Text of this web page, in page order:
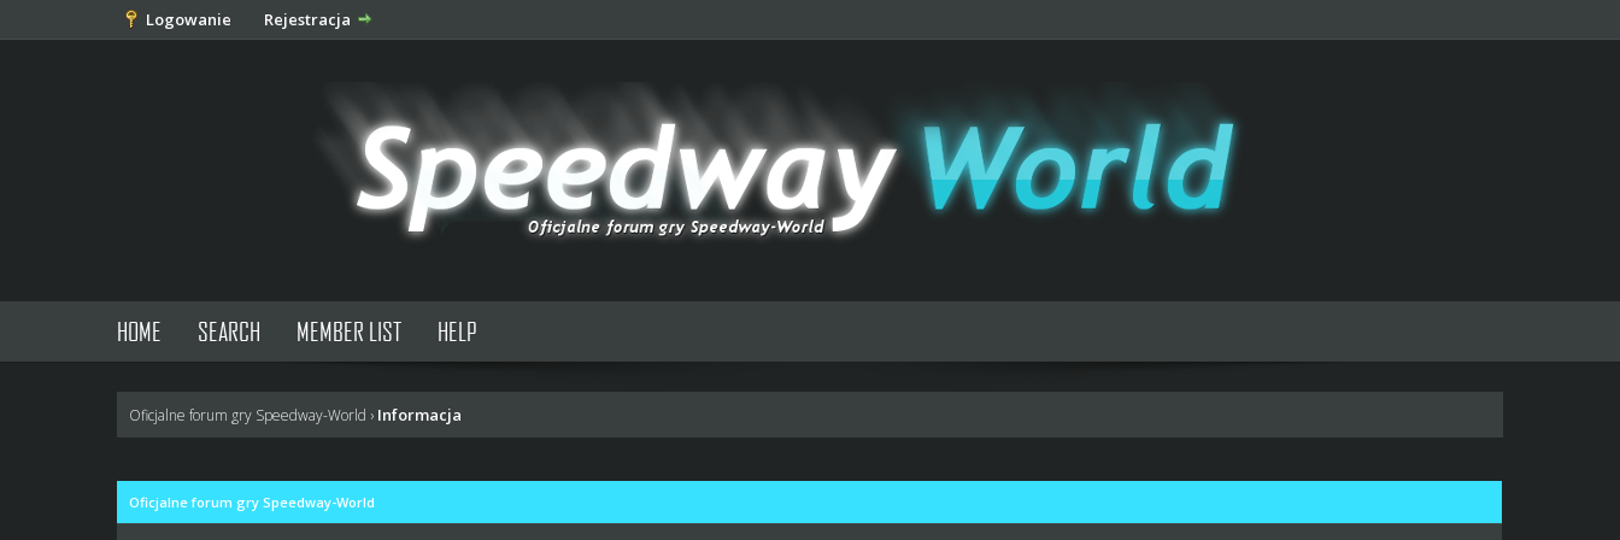
Logowanie Rejestracja
HOME SEARCH MEMBER LIST HELP
Oficjalne forum gry Speedway-World › Informacja
Oficjalne forum gry Speedway-World